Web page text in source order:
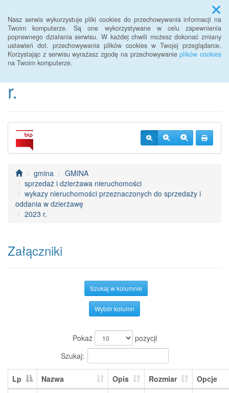
Nasz serwis wykorzystuje pliki cookies do przechowywania informacji na
Twoim komputerze. Są one wykorzystywane w celu zapewnienia
poprawnego działania serwisu. W każdej chwili możesz dokonać zmiany
ustawień dot. przechowywania plików cookies w Twojej przeglądarce.
Korzystając z serwisu wyrażasz zgodę na przechowywanieplików cookies
na Twoim komputerze.
Menu
BIP Urzędu Gminy
Janowice Wielkie od 2022
r.
gmina
GMINA
sprzedaż i dzierżawa nieruchomości
wykazy nieruchomości przeznaczonych do sprzedaży i
oddania w dzierżawę
2023 r.
Załączniki
Szukaj w kolumnie
Wybór kolumn
Pokaż
pozycji
Szukaj:
Lp Nazwa Opis Rozmiar
Opcje